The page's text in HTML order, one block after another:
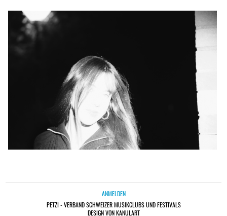
ANMELDEN
PETZI - VERBAND SCHWEIZER MUSIKCLUBS UND FESTIVALS
DESIGN VON KANULART